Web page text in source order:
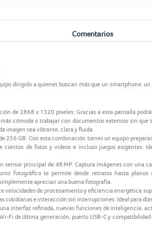
Comentarios
dirigido a quienes buscan más que un smartphone:
de 2868 x 1320 píxeles: Gracias a esta pantalla
cómoda o trabajar con documentos extensos sin
imagen sea vibrante, clara y fluida.
256 GB: Con esta combinación tienes un equipo
cientos de fotos y videos e incluso juegos exigentes.
sensor principal de 48 MP: Captura imágenes con una
fotográfico te permite desde retratos hasta planos
aprecian una buena fotografía.
velocidades de procesamiento y eficiencia energética
cotidianas e interacción sin interrupciones. Ideal para
interfaz refinada, nuevas funciones de inteligencia,
Fi de última generación, puerto USB-C y